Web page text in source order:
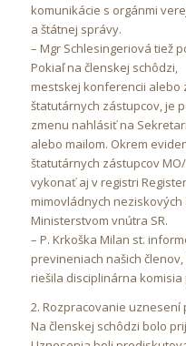
komunikácie s orgánmi
a štátnej správy.
– Mgr Schlesingeriová tiež
Pokiaľ na členskej schôdzi,
mestskej konferencii alebo
štatutárnych zástupcov, je
zmenu nahlásiť na
alebo mailom. Okrem
štatutárnych zástupcov
vykonať aj v registri Register
mimovládnych
Ministerstvom vnútra SR.
– P. Krkoška Milan st.
previneniach našich
riešila disciplinárna komisia
2. Rozpracovanie uznesení
Na členskej schôdzi bolo